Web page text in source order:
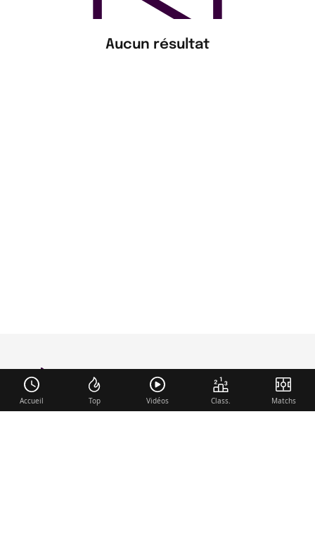
Aucun résultat
foot-anglais.com
Accueil Top Vidéos Class. Matchs